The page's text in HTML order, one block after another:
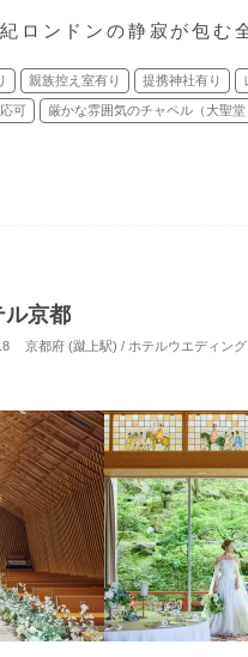
ロンドンの静寂が包む
親族控え室有り 提携神社有り
可 厳かな雰囲気のチャペル（大聖堂
ル京都
コミ評価
京都府 (蹴上駅) / ホテルウエディング